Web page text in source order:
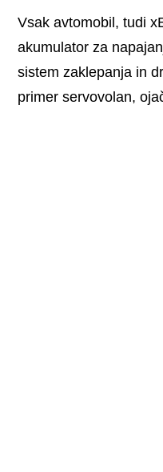
Vsak avtomobil, tudi
akumulator za
sistem zaklepanja in
primer servovolan,